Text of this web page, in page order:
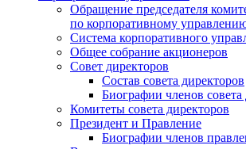
Обращение председателя
по корпоративному
Система корпоративного
Общее собрание акционеров
Совет директоров
Состав совета директоров
Биографии членов совета
Комитеты совета директоров
Президент и Правление
Биографии членов